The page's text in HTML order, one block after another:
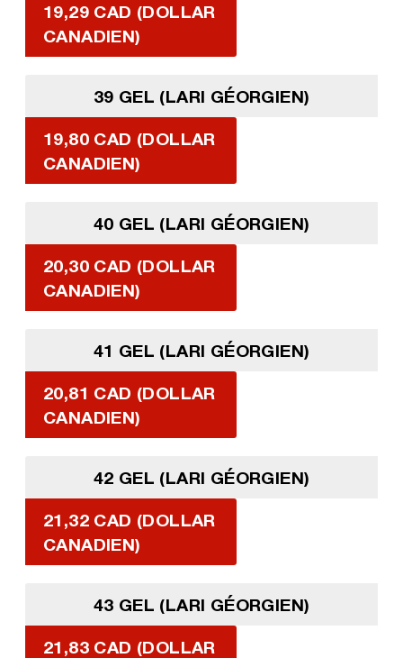
19,29 CAD (DOLLAR
CANADIEN)
39 GEL (LARI GÉORGIEN)
19,80 CAD (DOLLAR
CANADIEN)
40 GEL (LARI GÉORGIEN)
20,30 CAD (DOLLAR
CANADIEN)
41 GEL (LARI GÉORGIEN)
20,81 CAD (DOLLAR
CANADIEN)
42 GEL (LARI GÉORGIEN)
21,32 CAD (DOLLAR
CANADIEN)
43 GEL (LARI GÉORGIEN)
21,83 CAD (DOLLAR